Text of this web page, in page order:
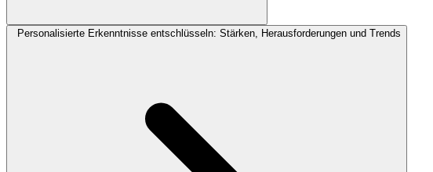
Personalisierte Erkenntnisse entschlüsseln: Stärken, Herausforderungen und Trends